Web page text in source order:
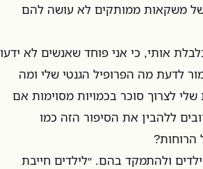
משקאות ממותקים לא עושה להם
אותי, כי אני פוחד שאנשים לא ידעו
לדעת מה הפרופיל הגנטי שלי ומה
שלי לצרוך סוכר בכמויות מסוימות אם
ללהבין את הסיפור הזה כמו
הרוחות?
ולהתמקד בהם. ״לילדים חייבת